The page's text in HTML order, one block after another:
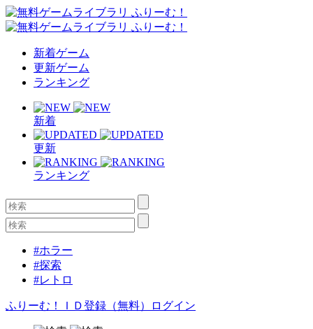
新着ゲーム
更新ゲーム
ランキング
新着
更新
ランキング
#ホラー
#探索
#レトロ
ふりーむ！ＩＤ登録（無料） ログイン